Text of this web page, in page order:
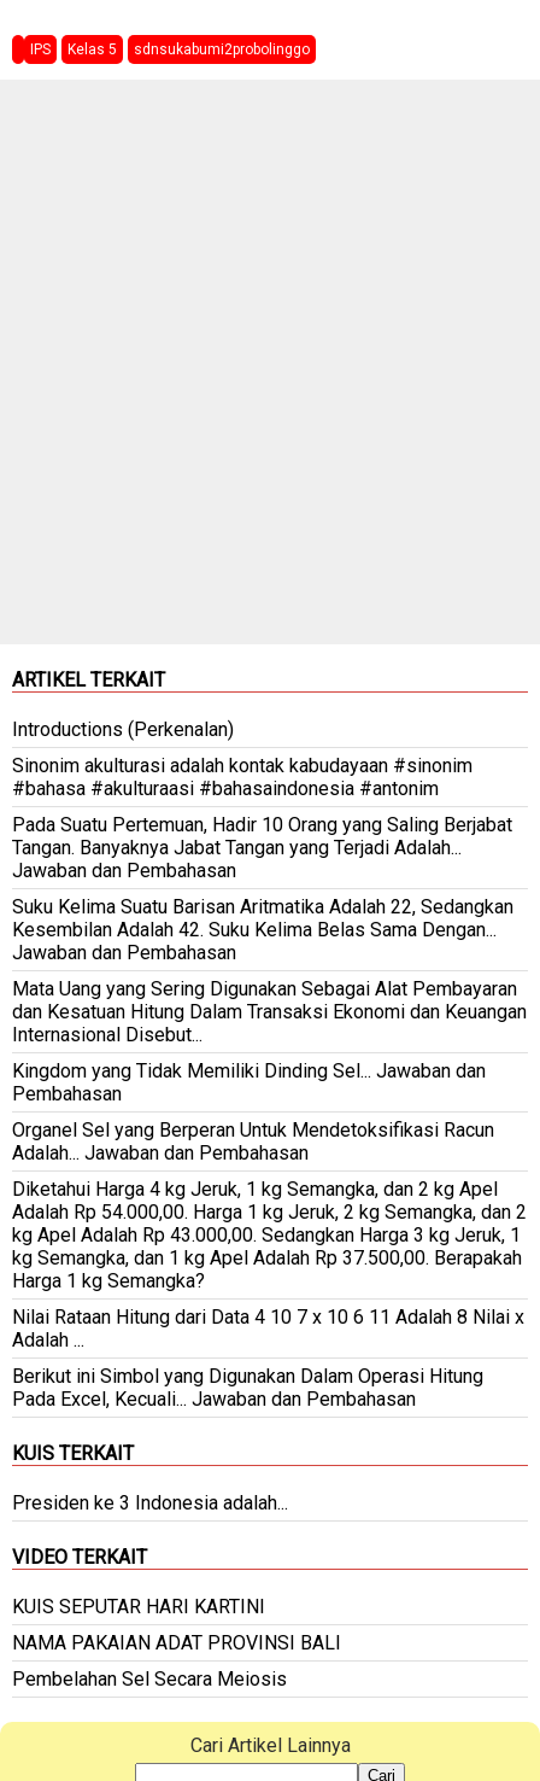
IPS Kelas 5 sdnsukabumi2probolinggo
ARTIKEL TERKAIT
Introductions (Perkenalan)
Sinonim akulturasi adalah kontak kabudayaan #sinonim
#bahasa #akulturaasi #bahasaindonesia #antonim
Pada Suatu Pertemuan, Hadir 10 Orang yang Saling Berjabat
Tangan. Banyaknya Jabat Tangan yang Terjadi Adalah...
Jawaban dan Pembahasan
Suku Kelima Suatu Barisan Aritmatika Adalah 22, Sedangkan
Kesembilan Adalah 42. Suku Kelima Belas Sama Dengan...
Jawaban dan Pembahasan
Mata Uang yang Sering Digunakan Sebagai Alat Pembayaran
dan Kesatuan Hitung Dalam Transaksi Ekonomi dan Keuangan
Internasional Disebut...
Kingdom yang Tidak Memiliki Dinding Sel... Jawaban dan
Pembahasan
Organel Sel yang Berperan Untuk Mendetoksifikasi Racun
Adalah... Jawaban dan Pembahasan
Diketahui Harga 4 kg Jeruk, 1 kg Semangka, dan 2 kg Apel
Adalah Rp 54.000,00. Harga 1 kg Jeruk, 2 kg Semangka, dan 2
kg Apel Adalah Rp 43.000,00. Sedangkan Harga 3 kg Jeruk, 1
kg Semangka, dan 1 kg Apel Adalah Rp 37.500,00. Berapakah
Harga 1 kg Semangka?
Nilai Rataan Hitung dari Data 4 10 7 x 10 6 11 Adalah 8 Nilai x
Adalah ...
Berikut ini Simbol yang Digunakan Dalam Operasi Hitung
Pada Excel, Kecuali... Jawaban dan Pembahasan
KUIS TERKAIT
Presiden ke 3 Indonesia adalah...
VIDEO TERKAIT
KUIS SEPUTAR HARI KARTINI
NAMA PAKAIAN ADAT PROVINSI BALI
Pembelahan Sel Secara Meiosis
Cari Artikel Lainnya
Cari